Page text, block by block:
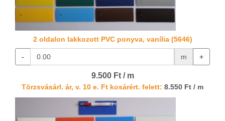
2 oldalon lakkozott PVC ponyva, vanília (5646)
- m +
9.500 Ft / m
Törzsvásárl. ár, v. 10 e. Ft kosárért. felett: 8.550 Ft / m